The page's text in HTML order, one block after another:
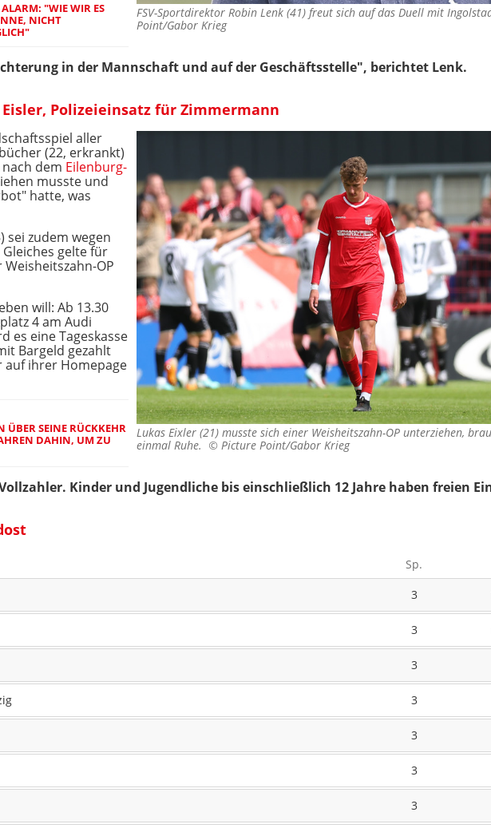
FSV-Sportdirektor Robin Lenk (41) freut sich auf das Duell mit
Point/Gabor Krieg
ALARM: "WIE WIR ES
NICHT
in der Mannschaft und auf der Geschäftsstelle", berichtet Lenk.
Polizeieinsatz für Zimmermann
Lukas Eixler (21) musste sich einer Weisheitszahn-OP unterziehen,
einmal Ruhe. © Picture Point/Gabor Krieg
aller
(22, erkrankt)
dem Eilenburg-
musste und
hatte, was
sei zudem wegen
gelte für
Weisheitszahn-OP
will: Ab 13.30
4 am Audi
es eine Tageskasse
Bargeld gezahlt
auf ihrer Homepage
ÜBER SEINE RÜCKKEHR
DAHIN, UM ZU
Kinder und Jugendliche bis einschließlich 12 Jahre haben freien
Sp.
3
3
3
3
3
3
3